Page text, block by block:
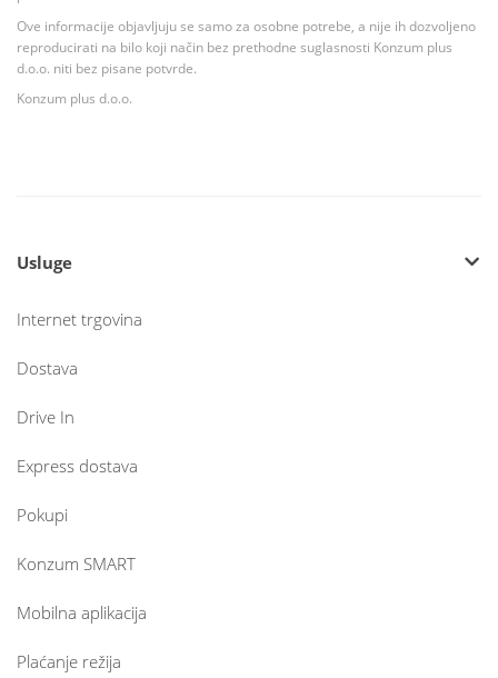
Ove informacije objavljuju se samo za osobne potrebe, a nije ih dozvoljeno
reproducirati na bilo koji način bez prethodne suglasnosti Konzum plus
d.o.o. niti bez pisane potvrde.
Konzum plus d.o.o.
Usluge
Internet trgovina
Dostava
Drive In
Express dostava
Pokupi
Konzum SMART
Mobilna aplikacija
Plaćanje režija